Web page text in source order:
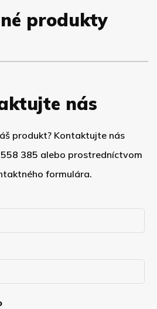
produkty
nás
produkt? Kontaktujte nás
385 alebo prostredníctvom
formulára.